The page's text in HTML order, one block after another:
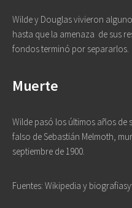
Wilde y Douglas vivieron
hasta que la amenaza de sus
fondos terminó por separarlos.
Muerte
Wilde pasó los últimos años de
falso de Sebastián Melmoth,
septiembre de 1900.
Fuentes: Wikipedia y